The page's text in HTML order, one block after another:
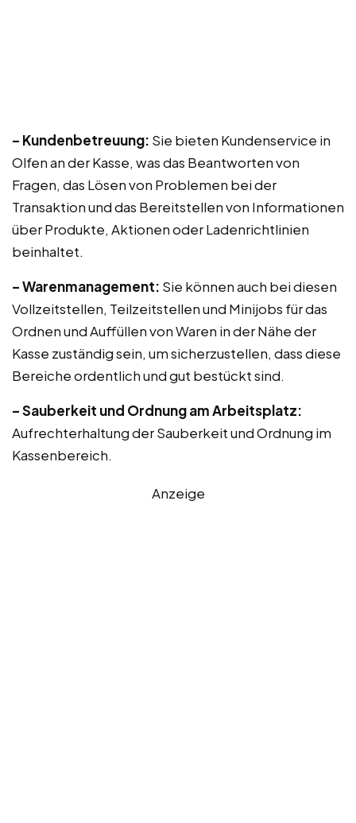
– Kundenbetreuung: Sie bieten Kundenservice in
Olfen an der Kasse, was das Beantworten von
Fragen, das Lösen von Problemen bei der
Transaktion und das Bereitstellen von Informationen
über Produkte, Aktionen oder Ladenrichtlinien
beinhaltet.
– Warenmanagement: Sie können auch bei diesen
Vollzeitstellen, Teilzeitstellen und Minijobs für das
Ordnen und Auffüllen von Waren in der Nähe der
Kasse zuständig sein, um sicherzustellen, dass diese
Bereiche ordentlich und gut bestückt sind.
– Sauberkeit und Ordnung am Arbeitsplatz:
Aufrechterhaltung der Sauberkeit und Ordnung im
Kassenbereich.
Anzeige